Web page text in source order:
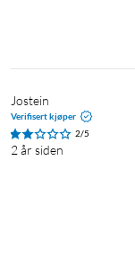
Jostein
Verifisert kjøper
2/5
2 år siden